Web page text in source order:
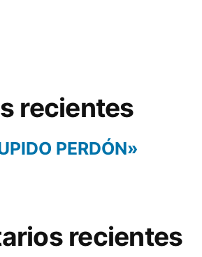
recientes
PERDÓN»
recientes